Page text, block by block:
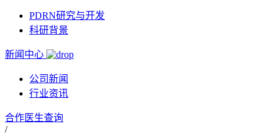
PDRN研究与开发
科研背景
新闻中心
公司新闻
行业资讯
合作医生查询
/